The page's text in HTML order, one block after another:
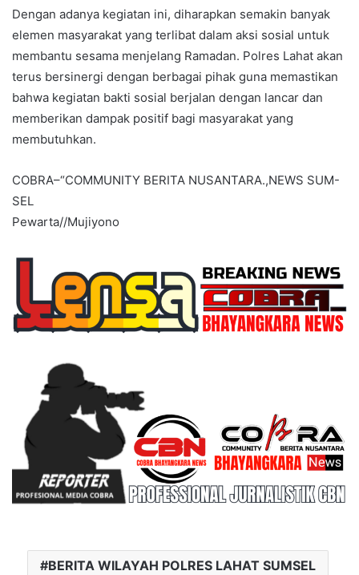
Dengan adanya kegiatan ini, diharapkan semakin banyak
elemen masyarakat yang terlibat dalam aksi sosial untuk
membantu sesama menjelang Ramadan. Polres Lahat akan
terus bersinergi dengan berbagai pihak guna memastikan
bahwa kegiatan bakti sosial berjalan dengan lancar dan
memberikan dampak positif bagi masyarakat yang
membutuhkan.
COBRA–“COMMUNITY BERITA NUSANTARA.,NEWS SUM-
SEL
Pewarta//Mujiyono
BERITA WILAYAH POLRES LAHAT SUMSEL